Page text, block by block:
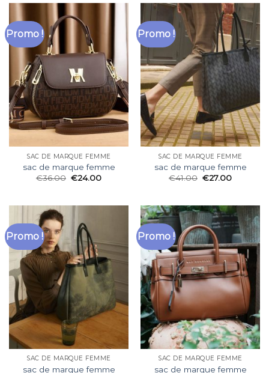
Promo !
SAC DE MARQUE FEMME
sac de marque femme
€36.00 €24.00
Promo !
SAC DE MARQUE FEMME
sac de marque femme
€41.00 €27.00
Promo !
SAC DE MARQUE FEMME
sac de marque femme
Promo !
SAC DE MARQUE FEMME
sac de marque femme